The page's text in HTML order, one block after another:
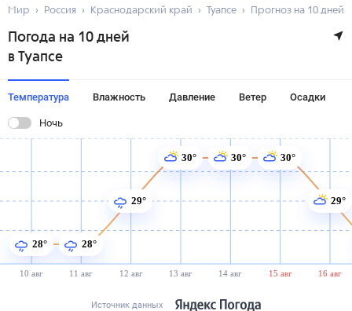
Мир Россия Краснодарский край Туапсе Прогноз на 10 дней
Погода на 10 дней
в Туапсе
Температура Влажность Давление Ветер Осадки
Ночь
10 авг 11 авг 12 авг 13 авг 14 авг 15 авг 16 авг
28° 28°
29°
30° 30° 30°
29°
Источник данных